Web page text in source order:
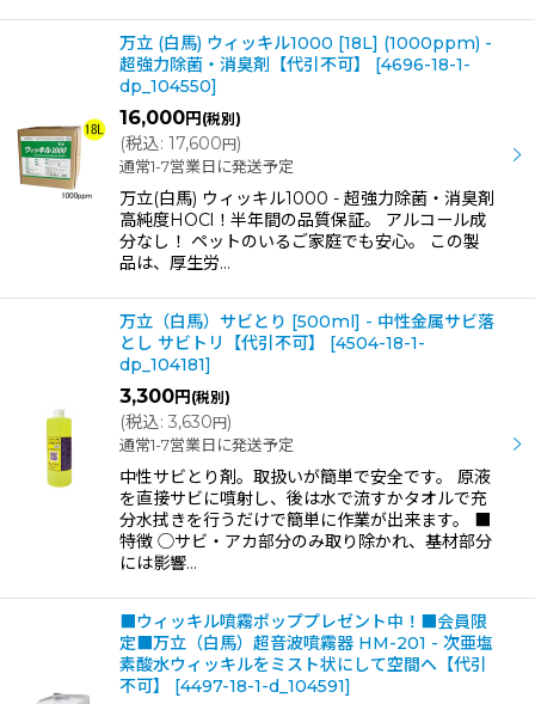
万立 (白馬) ウィッキル1000 [18L] (1000ppm) -
超強力除菌・消臭剤【代引不可】
[4696-18-1-
dp_104550]
16,000円 (税別)
(税込: 17,600円)
通常1-7営業日に発送予定
万立(白馬) ウィッキル1000 - 超強力除菌・消臭剤
高純度HOCl！半年間の品質保証。 アルコール成
分なし！ ペットのいるご家庭でも安心。 この製
品は、厚生労…
万立（白馬）サビとり [500ml] - 中性金属サビ落
とし サビトリ【代引不可】
[4504-18-1-
dp_104181]
3,300円 (税別)
(税込: 3,630円)
通常1-7営業日に発送予定
中性サビとり剤。取扱いが簡単で安全です。 原液
を直接サビに噴射し、後は水で流すかタオルで充
分水拭きを行うだけで簡単に作業が出来ます。 ■
特徴 ◯サビ・アカ部分のみ取り除かれ、基材部分
には影響…
■ウィッキル噴霧ポッププレゼント中！■会員限
定■万立（白馬）超音波噴霧器 HM-201 - 次亜塩
素酸水ウィッキルをミスト状にして空間へ【代引
不可】
[4497-18-1-d_104591]